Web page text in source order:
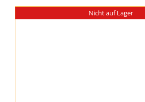
Nicht auf Lager